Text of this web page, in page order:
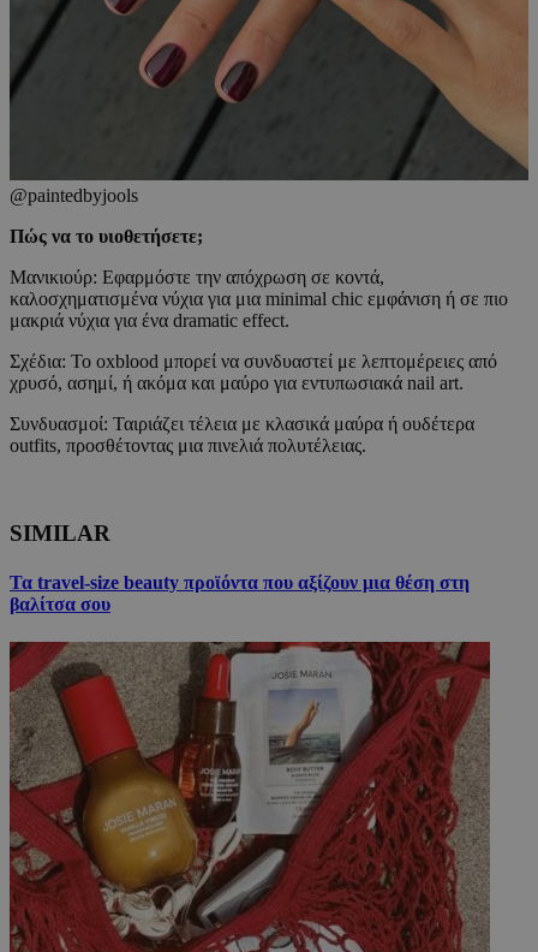
@paintedbyjools
Πώς να το υιοθετήσετε;
Μανικιούρ: Εφαρμόστε την απόχρωση σε κοντά,
καλοσχηματισμένα νύχια για μια minimal chic εμφάνιση ή σε πιο
μακριά νύχια για ένα dramatic effect.
Σχέδια: Το oxblood μπορεί να συνδυαστεί με λεπτομέρειες από
χρυσό, ασημί, ή ακόμα και μαύρο για εντυπωσιακά nail art.
Συνδυασμοί: Ταιριάζει τέλεια με κλασικά μαύρα ή ουδέτερα
outfits, προσθέτοντας μια πινελιά πολυτέλειας.
SIMILAR
Τα travel-size beauty προϊόντα που αξίζουν μια θέση στη
βαλίτσα σου